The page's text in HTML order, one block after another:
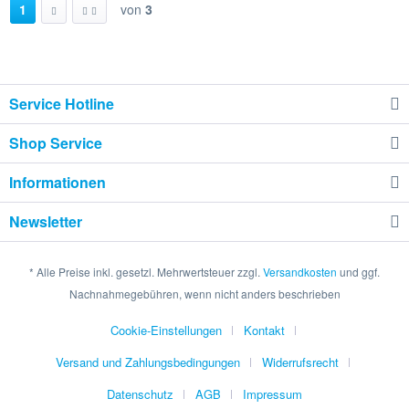
1 von 3
Service Hotline
Shop Service
Informationen
Newsletter
* Alle Preise inkl. gesetzl. Mehrwertsteuer zzgl. Versandkosten und ggf.
Nachnahmegebühren, wenn nicht anders beschrieben
Cookie-Einstellungen
Kontakt
Versand und Zahlungsbedingungen
Widerrufsrecht
Datenschutz
AGB Impressum